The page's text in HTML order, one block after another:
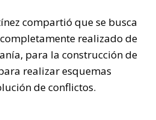
compartió que se busca
realizado de
para la construcción de
realizar esquemas
de conflictos.